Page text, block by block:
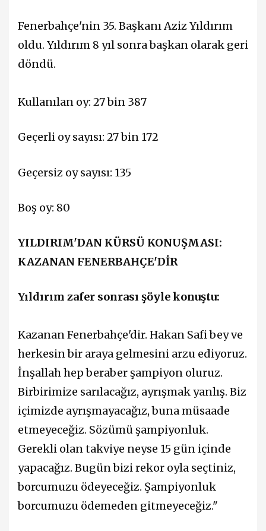
Fenerbahçe'nin 35. Başkanı Aziz Yıldırım
oldu. Yıldırım 8 yıl sonra başkan olarak geri
döndü.
Kullanılan oy: 27 bin 387
Geçerli oy sayısı: 27 bin 172
Geçersiz oy sayısı: 135
Boş oy: 80
YILDIRIM'DAN KÜRSÜ KONUŞMASI:
KAZANAN FENERBAHÇE'DİR
Yıldırım zafer sonrası şöyle konuştu:
Kazanan Fenerbahçe'dir. Hakan Safi bey ve
herkesin bir araya gelmesini arzu ediyoruz.
İnşallah hep beraber şampiyon oluruz.
Birbirimize sarılacağız, ayrışmak yanlış. Biz
içimizde ayrışmayacağız, buna müsaade
etmeyeceğiz. Sözümü şampiyonluk.
Gerekli olan takviye neyse 15 gün içinde
yapacağız. Bugün bizi rekor oyla seçtiniz,
borcumuzu ödeyeceğiz. Şampiyonluk
borcumuzu ödemeden gitmeyeceğiz."